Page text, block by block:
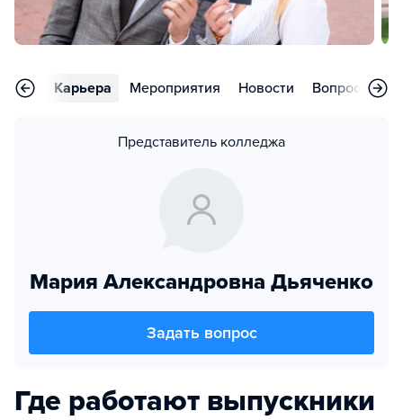
Карьера Мероприятия Новости Вопросы
Представитель колледжа
Мария Александровна Дьяченко
Задать вопрос
Где работают выпускники